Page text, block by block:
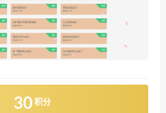
30 积分